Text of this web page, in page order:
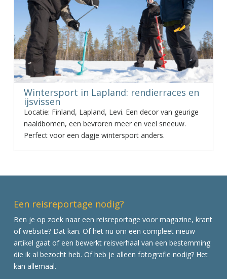
Wintersport in Lapland: rendierraces en
ijsvissen
Locatie: Finland, Lapland, Levi. Een decor van geurige
naaldbomen, een bevroren meer en veel sneeuw.
Perfect voor een dagje wintersport anders.
Een reisreportage nodig?
Ben je op zoek naar een reisreportage voor magazine, krant
of website? Dat kan. Of het nu om een compleet nieuw
artikel gaat of een bewerkt reisverhaal van een bestemming
die ik al bezocht heb. Of heb je alleen fotografie nodig? Het
kan allemaal.